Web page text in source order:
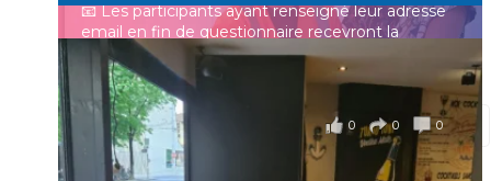
📧 Les participants ayant renseigné leur adresse
email en fin de questionnaire recevront la
synthèse des résultats...Voir plus
il y a 4 mois
0 0 0
Voir sur Facebook
Se souvenir de moi
Connexion